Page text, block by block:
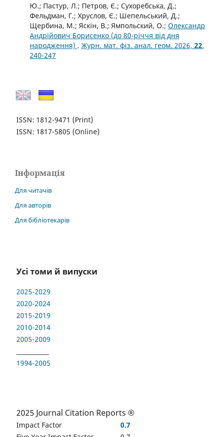
Ю.; Пастур, Л.; Петров, Є.; Сухоребська, Д.;
Фельдман, Г.; Хруслов, Є.; Шепельський, Д.;
Щербина, М.; Яскiн, В.; Ямпольский, О.; Олександр
Андрiйович Борисенко (до 80-рiччя вiд дня
народження) . Журн. мат. фіз. анал. геом. 2026, 22,
240-247
ISSN: 1812-9471 (Print)
ISSN: 1817-5805 (Online)
Інформація
Для читачів
Для авторів
Для бібліотекарів
Усі томи й випуски
2025-2029
2020-2024
2015-2019
2010-2014
2005-2009
1994-2005
2025 Journal Citation Reports ®
Impact Factor
0.7